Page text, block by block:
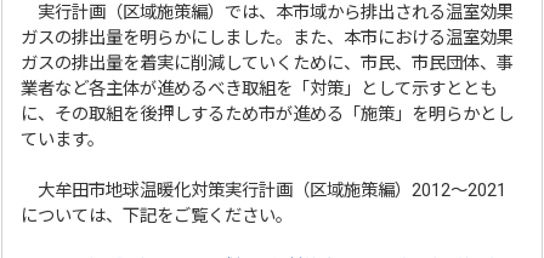
実行計画（区域施策編）では、本市域から排出される温室効果
ガスの排出量を明らかにしました。また、本市における温室効果
ガスの排出量を着実に削減していくために、市民、市民団体、事
業者など各主体が進めるべき取組を「対策」として示すととも
に、その取組を後押しするため市が進める「施策」を明らかとし
ています。
大牟田市地球温暖化対策実行計画（区域施策編）2012～2021
については、下記をご覧ください。